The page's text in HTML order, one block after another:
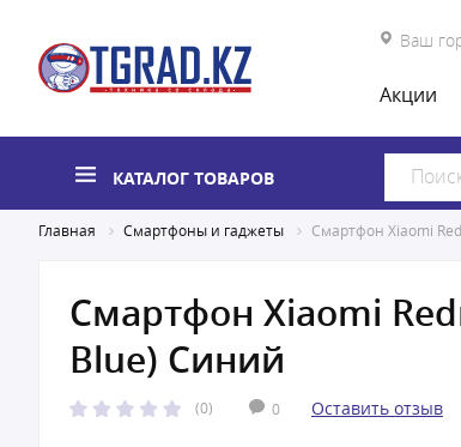
Ваш
Акции
КАТАЛОГ ТОВАРОВ
Главная Смартфоны и гаджеты Смартфон Xiaomi
Смартфон Xiaomi
Blue) Синий
(0) 0 Оставить отзыв